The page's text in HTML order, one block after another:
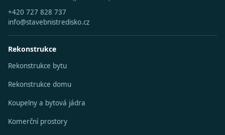
+420 727 828 737
info@stavebnistredisko.cz
Rekonstrukce
Rekonstrukce bytu
Rekonstrukce domu
Koupelny a bytová jádra
Komerční prostory